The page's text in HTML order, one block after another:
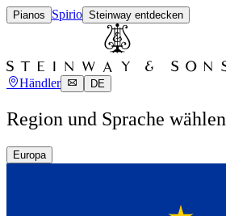
Pianos Spirio Steinway entdecken
Händler DE
Region und Sprache wählen
Europa